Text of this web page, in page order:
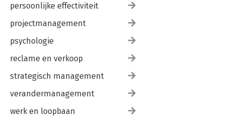
persoonlijke effectiviteit
projectmanagement
psychologie
reclame en verkoop
strategisch management
verandermanagement
werk en loopbaan